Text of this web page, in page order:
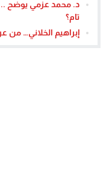
د. محمد عزمي يوضح ..
تام؟
إبراهيم الخلاني… من